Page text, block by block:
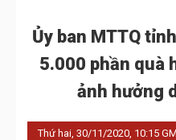
Ủy ban MTTQ
5.000 phần quà
ảnh hưởng
Thứ hai, 30/11/2020, 10:15